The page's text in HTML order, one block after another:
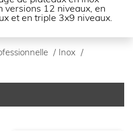
versions 12 niveaux, en
et en triple 3x9 niveaux.
/ Inox /